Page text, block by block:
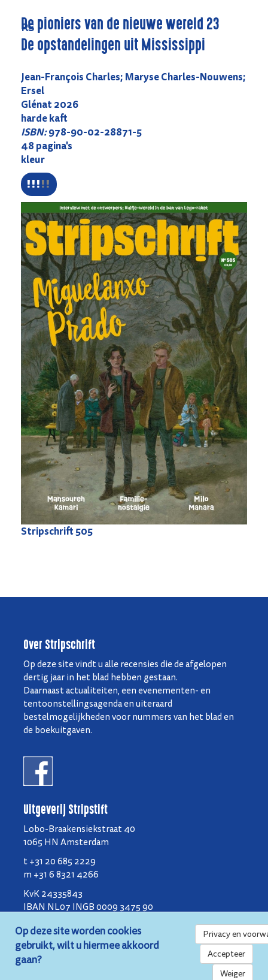
RS
De pioniers van de nieuwe wereld 23
De opstandelingen uit Mississippi
Jean-François Charles; Maryse Charles-Nouwens;
Ersel
Glénat 2026
harde kaft
ISBN:978-90-02-28871-5
48 pagina's
kleur
Stripschrift505
Over Stripschrift
Op deze site vindt u alle recensies die de afgelopen
dertig jaar in het blad hebben gestaan.
Daarnaast actualiteiten, een evenementen- en
tentoonstellingsagenda en uiteraard
bestelmogelijkheden voor nummers van het blad en
de boekuitgaven.
Uitgeverij Stripstift
Lobo-Braakensiekstraat 40
1065 HN Amsterdam
t +31 20 685 2229
m +31 6 8321 4266
KvK 24335843
IBAN NL07 INGB 0009 3475 90
Privacy en voorwaarden
Op deze site worden cookies
gebruikt, wilt u hiermee akkoord
gaan?
Privacy en
Accepteer
Weiger